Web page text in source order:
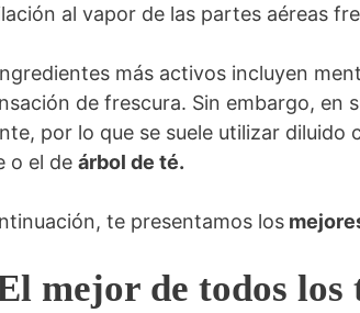
al vapor de las partes aéreas
más activos incluyen
de frescura. Sin embargo, en
por lo que se suele utilizar diluido
o el de árbol de té.
te presentamos los
mejor de todos los